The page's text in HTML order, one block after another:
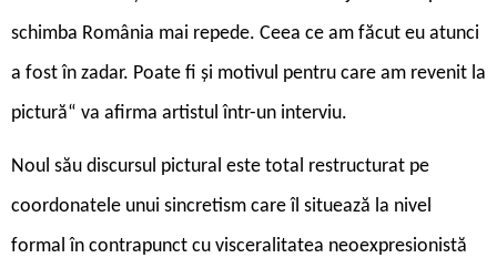
schimba România mai repede. Ceea ce am făcut eu atunci
a fost în zadar. Poate fi și motivul pentru care am revenit la
pictură“ va afirma artistul într-un interviu.
Noul său discursul pictural este total restructurat pe
coordonatele unui sincretism care îl situează la nivel
formal în contrapunct cu visceralitatea neoexpresionistă